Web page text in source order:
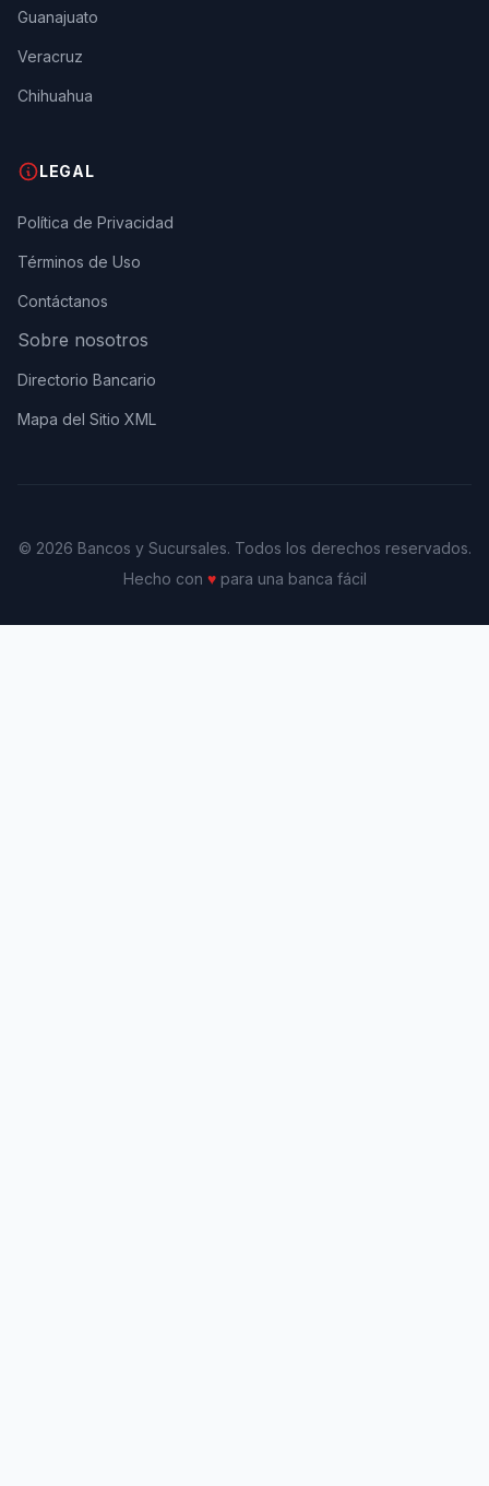
Guanajuato
Veracruz
Chihuahua
LEGAL
Política de Privacidad
Términos de Uso
Contáctanos
Sobre nosotros
Directorio Bancario
Mapa del Sitio XML
© 2026 Bancos y Sucursales. Todos los derechos reservados.
Hecho con ♥para una banca fácil